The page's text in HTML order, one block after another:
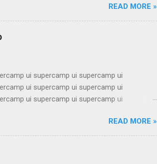
bimbel alumni ui bimbel alumni ui bimbel alumni
ui bimbel alumni ui bimbel alumni ui
ui bimbel alumni ui bimbel alumni ui bimbel
READ MORE »
ui supercamp ui supercamp ui
ui supercamp ui supercamp ui
ui supercamp ui supercamp ui
ui supercamp ui supercamp ui
ui supercamp ui supercamp ui
ui supercamp ui supercamp ui
ui supercamp ui supercamp ui
READ MORE »